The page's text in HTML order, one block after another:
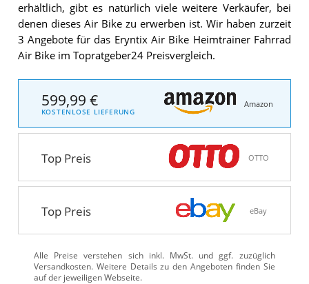
erhältlich, gibt es natürlich viele weitere Verkäufer, bei
denen dieses Air Bike zu erwerben ist. Wir haben zurzeit
3 Angebote für das Eryntix Air Bike Heimtrainer Fahrrad
Air Bike im Topratgeber24 Preisvergleich.
599,99 €
KOSTENLOSE LIEFERUNG
Amazon
Top Preis OTTO
Top Preis eBay
Alle Preise verstehen sich inkl. MwSt. und ggf. zuzüglich
Versandkosten. Weitere Details zu den Angeboten finden Sie
auf der jeweiligen Webseite.